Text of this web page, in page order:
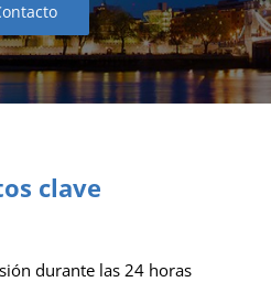
clave
durante las 24 horas